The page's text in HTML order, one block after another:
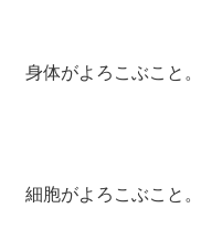
身体がよろこぶこと。
細胞がよろこぶこと。